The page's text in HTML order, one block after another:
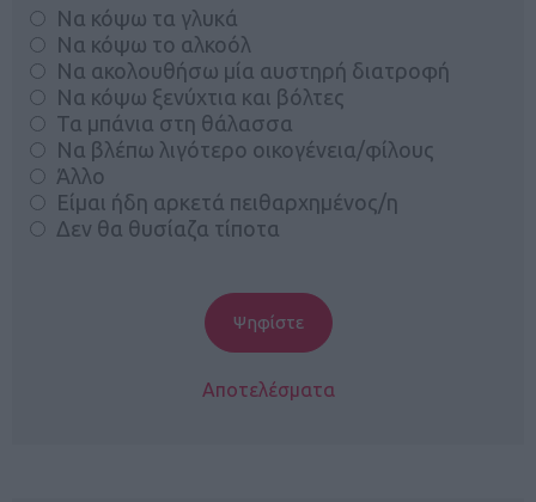
Να κόψω τα γλυκά
Να κόψω το αλκοόλ
Να ακολουθήσω μία αυστηρή διατροφή
Να κόψω ξενύχτια και βόλτες
Τα μπάνια στη θάλασσα
Να βλέπω λιγότερο οικογένεια/φίλους
Άλλο
Είμαι ήδη αρκετά πειθαρχημένος/η
Δεν θα θυσίαζα τίποτα
Αποτελέσματα